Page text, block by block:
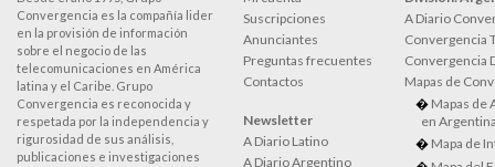
Convergencia es la compañía lider
en la provisión de información
sobre el negocio de las
telecomunicaciones en América
latina y el Caribe. Grupo
Convergencia es reconocida y
respetada por la independencia y
rigurosidad de sus análisis,
publicaciones e investigaciones
Suscripciones
Anunciantes
Preguntas frecuentes
Contactos
Newsletter
A Diario Latino
A Diario Argentino
A Diario
Convergencia
Convergencia
Mapas de
Mapas de
en
Mapa de